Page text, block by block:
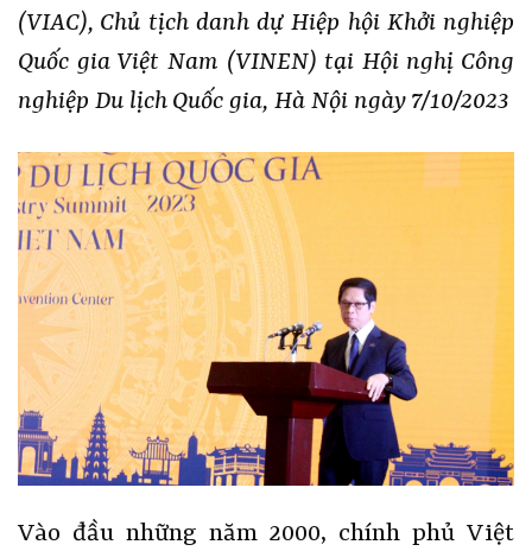
(VIAC), Chủ tịch danh dự Hiệp hội Khởi nghiệp
Quốc gia Việt Nam (VINEN) tại Hội nghị Công
nghiệp Du lịch Quốc gia, Hà Nội ngày 7/10/2023
Vào đầu những năm 2000, chính phủ Việt